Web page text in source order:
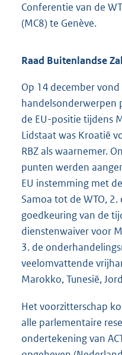
Conferentie van de
(MC8) te Genève.
Raad Buitenlandse
Op 14 december vond
handelsonderwerpen
de EU-positie tijdens
Lidstaat was Kroatië
RBZ als waarnemer.
punten werden
EU instemming met
Samoa tot de WTO,
goedkeuring van de
dienstenwaiver voor
3. de
veelomvattende
Marokko, Tunesië,
Het voorzitterschap
alle parlementaire
ondertekening van